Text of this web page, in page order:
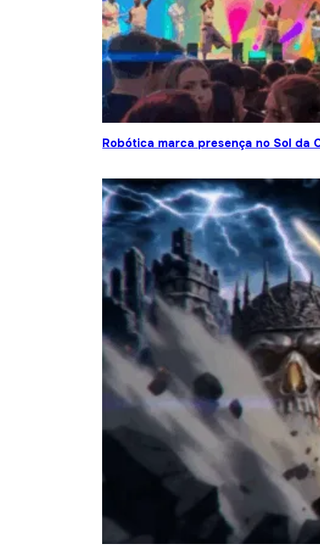
Robótica marca presença no Sol da